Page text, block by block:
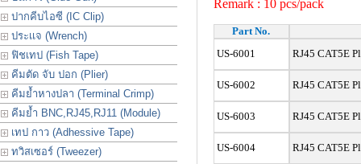
ปากคีบไอซี (IC Clip)
ประเเจ (Wrench)
ฟิชเทป (Fish Tape)
คีมตัด จับ ปอก (Plier)
คีมย้ำหางปลา (Terminal Crimp)
คีมย้ำ BNC,RJ45,RJ11 (Module)
เทป กาว (Adhessive Tape)
ทวิสเซอร์ (Tweezer)
Remark : 10 pcs/pack
Part No.
US-6001
RJ45 CAT5E
US-6002 RJ45 CAT5E
US-6003 RJ45 CAT5E
US-6004 RJ45 CAT5E